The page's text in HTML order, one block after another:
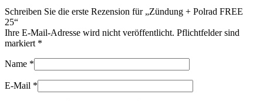
Schreiben Sie die erste Rezension für „Zündung + Polrad FREE
25“
Ihre E-Mail-Adresse wird nicht veröffentlicht. Pflichtfelder sind
markiert *
Name *
E-Mail *